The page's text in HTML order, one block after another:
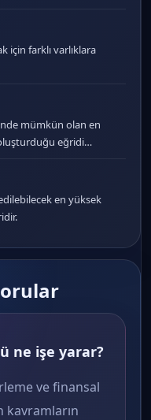
için farklı varlıklara
mümkün olan en
eğridi…
en yüksek
ne işe yarar?
ve finansal
kavramların